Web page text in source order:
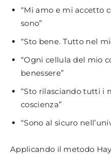
“Mi amo e mi accetto
sono”
“Sto bene. Tutto nel
“Ogni cellula del mio
benessere”
“Sto rilasciando tutti i
coscienza”
“Sono al sicuro
Applicando il metodo